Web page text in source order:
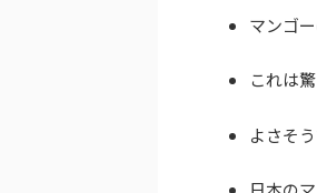
マンゴ
これは
よさそう